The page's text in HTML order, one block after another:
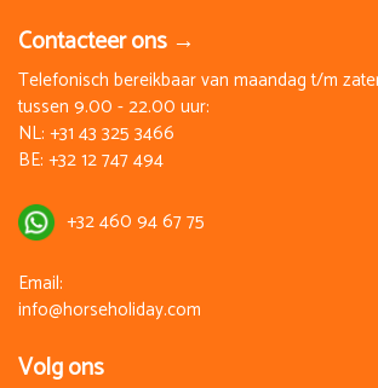
Contacteer ons →
Telefonisch bereikbaar van maandag t/m
tussen 9.00 - 22.00 uur:
NL: +31 43 325 3466
BE: +32 12 747 494
+32 460 94 67 75
Email:
info@horseholiday.com
Volg ons